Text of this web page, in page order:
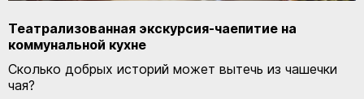
Театрализованная экскурсия-чаепитие на
коммунальной кухне
Сколько добрых историй может вытечь из чашечки
чая?